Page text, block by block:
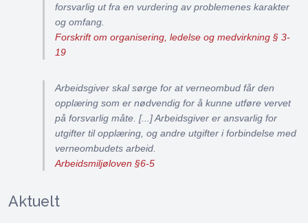
forsvarlig ut fra en vurdering av problemenes karakter
og omfang.
Forskrift om organisering, ledelse og medvirkning § 3-
19
Arbeidsgiver skal sørge for at verneombud får den
opplæring som er nødvendig for å kunne utføre vervet
på forsvarlig måte. [...] Arbeidsgiver er ansvarlig for
utgifter til opplæring, og andre utgifter i forbindelse med
verneombudets arbeid.
Arbeidsmiljøloven §6-5
Aktuelt